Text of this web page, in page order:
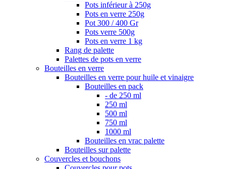
Pots inférieur à 250g
Pots en verre 250g
Pot 300 / 400 Gr
Pots verre 500g
Pots en verre 1 kg
Rang de palette
Palettes de pots en verre
Bouteilles en verre
Bouteilles en verre pour huile et vinaigre
Bouteilles en pack
- de 250 ml
250 ml
500 ml
750 ml
1000 ml
Bouteilles en vrac palette
Bouteilles sur palette
Couvercles et bouchons